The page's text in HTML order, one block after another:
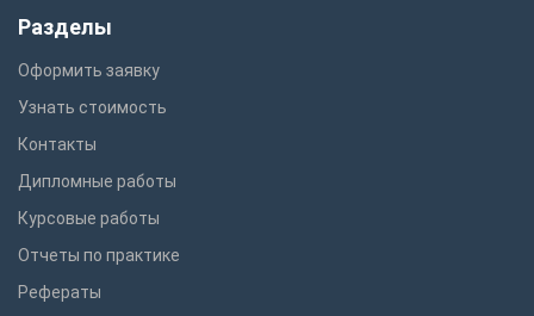
Разделы
Оформить заявку
Узнать стоимость
Контакты
Дипломные работы
Курсовые работы
Отчеты по практике
Рефераты